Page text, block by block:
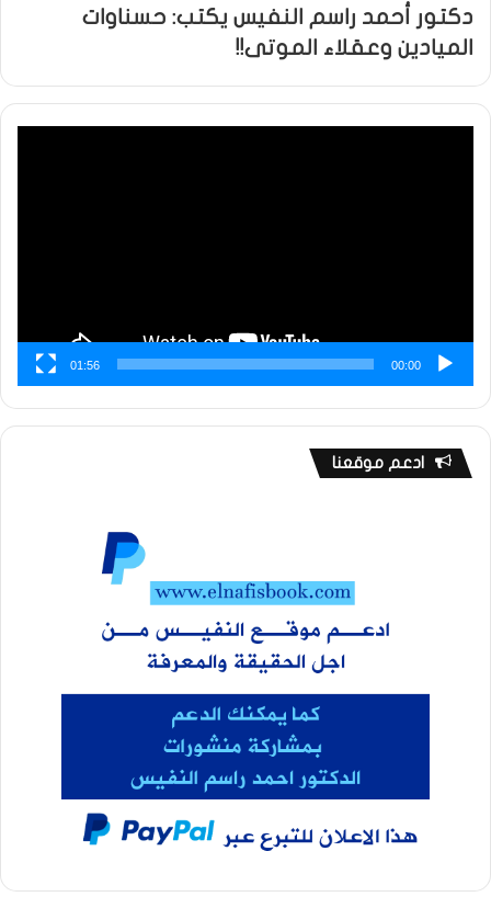
دكتور أحمد راسم النفيس يكتب: حسناوات
الميادين وعقلاء الموتى!!
00:00
01:56
ادعم موقعنا